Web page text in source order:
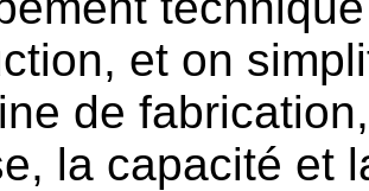
et on
de
la capacité et